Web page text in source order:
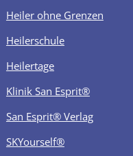
Heiler ohne Grenzen
Heilerschule
Heilertage
Klinik San Esprit®
San Esprit® Verlag
SKYourself®